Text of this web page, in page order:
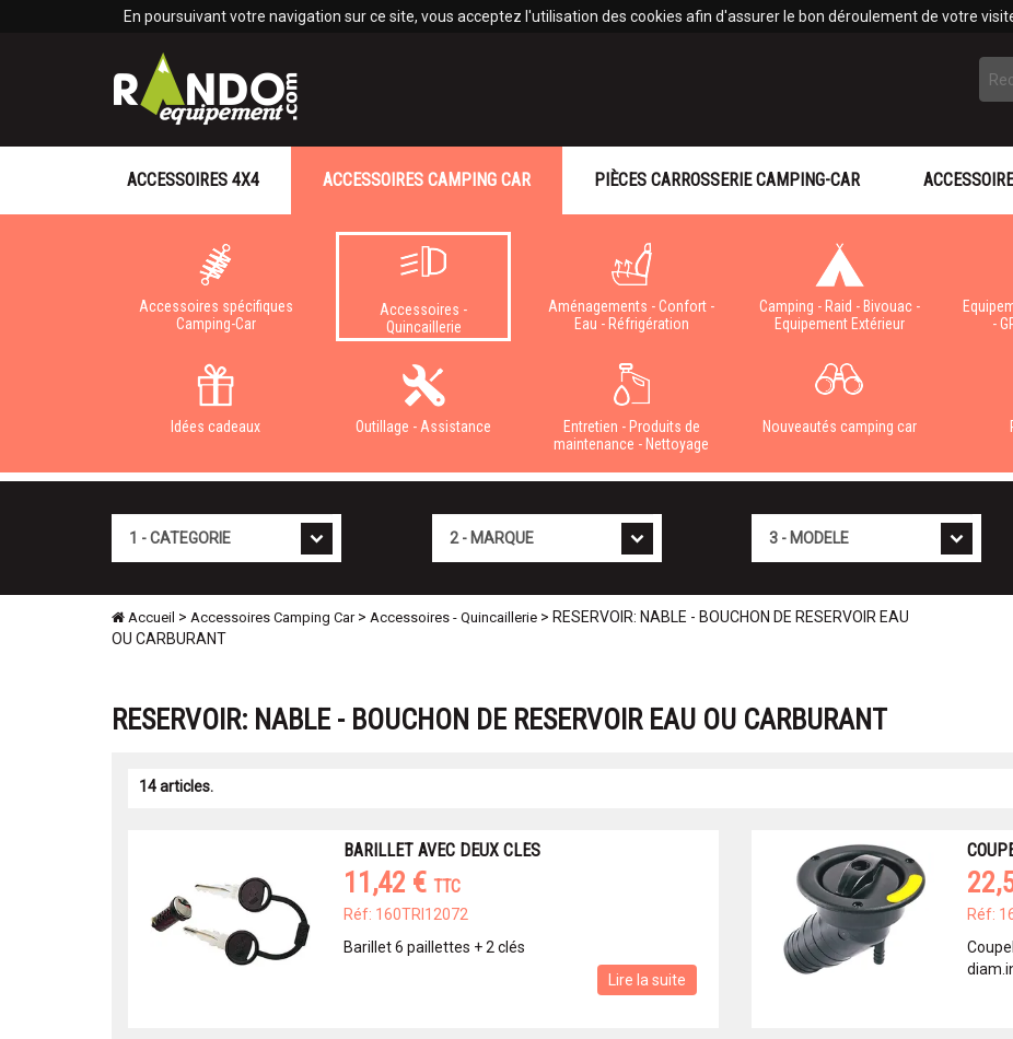
En poursuivant votre navigation sur ce site, vous acceptez l'utilisation des cookies afin d'assurer le bon déroulement de votre
ACCESSOIRES 4X4 ACCESSOIRES CAMPING CAR
Accessoires spécifiques
Camping-Car
Accessoires -
Quincaillerie
Aménagements - Confort -
Eau - Réfrigération
Camping - Raid - Bivouac -
Equipement Extérieur
-
Idées cadeaux Outillage - Assistance
Entretien - Produits de
maintenance - Nettoyage
Nouveautés camping car
PIÈCES CARROSSERIE CAMPING-CAR
Accueil > Accessoires Camping Car> Accessoires - Quincaillerie > RESERVOIR: NABLE - BOUCHON DE RESERVOIR EAU
OU CARBURANT
RESERVOIR: NABLE - BOUCHON DE RESERVOIR EAU OU CARBURANT
14 articles.
BARILLET AVEC DEUX CLES
11,42 € TTC
Réf: 160TRI12072
Barillet 6 paillettes + 2 clés
Lire la suite
Réf:
Panneau de gestion des cookies